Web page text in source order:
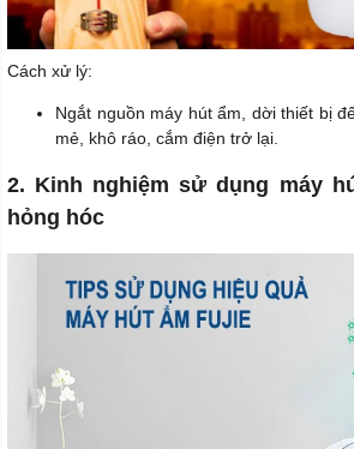
Cách xử lý:
Ngắt nguồn máy hút ẩm, dời thiết bị
mẻ, khô ráo, cắm điện trở lại.
2. Kinh nghiệm sử dụng máy
hỏng hóc